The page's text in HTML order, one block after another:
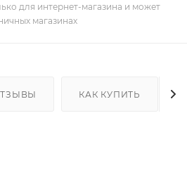
для интернет-магазина и может
магазинах
КАК КУПИТЬ